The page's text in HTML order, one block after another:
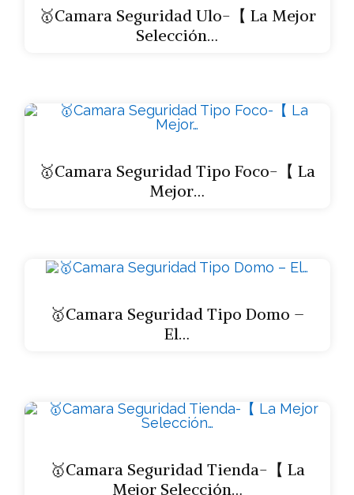
🥇Camara Seguridad Ulo-【 La Mejor
Selección…
🥇Camara Seguridad Tipo Foco-【 La
Mejor…
🥇Camara Seguridad Tipo Domo –
El…
🥇Camara Seguridad Tienda-【 La
Mejor Selección…